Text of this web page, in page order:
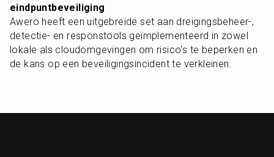
eindpuntbeveiliging
Awero heeft een uitgebreide set aan dreigingsbeheer-,
detectie- en responstools geïmplementeerd in zowel
lokale als cloudomgevingen om risico's te beperken en
de kans op een beveiligingsincident te verkleinen.